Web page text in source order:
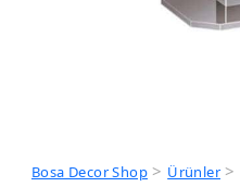
Bosa Decor Shop> Ürünler>